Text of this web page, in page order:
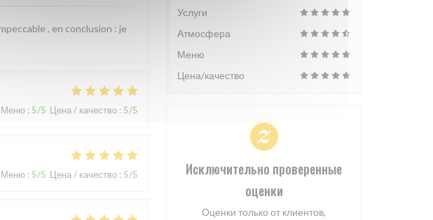
, en conclusion : je
Меню :5/5 Цена / качество :5/5
Меню : 5/5 Цена / качество : 5/5
Услуги
Атмосфера
Меню
Цена/качество
Исключительно проверенные
оценки
Оценки только от клиентов,